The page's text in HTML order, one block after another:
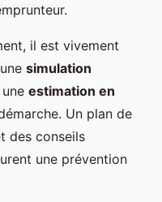
il est vivement
simulation
estimation en
Un plan de
des conseils
une prévention